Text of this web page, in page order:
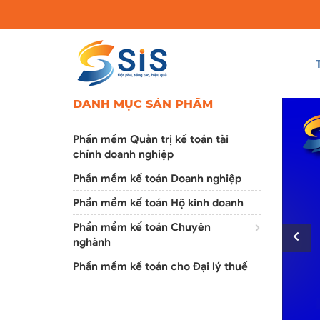
DANH MỤC SẢN PHẨM
Phần mềm Quản trị kế toán tài
chính doanh nghiệp
Phần mềm kế toán Doanh nghiệp
Phần mềm kế toán Hộ kinh doanh
Phần mềm kế toán Chuyên
nghành
Phần mềm kế toán cho Đại lý thuế